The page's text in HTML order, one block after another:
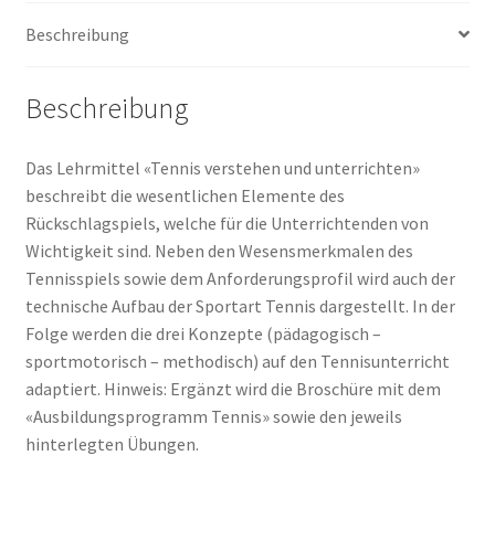
Beschreibung
Beschreibung
Das Lehrmittel «Tennis verstehen und unterrichten»
beschreibt die wesentlichen Elemente des
Rückschlagspiels, welche für die Unterrichtenden von
Wichtigkeit sind. Neben den Wesensmerkmalen des
Tennisspiels sowie dem Anforderungsprofil wird auch der
technische Aufbau der Sportart Tennis dargestellt. In der
Folge werden die drei Konzepte (pädagogisch –
sportmotorisch – methodisch) auf den Tennisunterricht
adaptiert. Hinweis: Ergänzt wird die Broschüre mit dem
«Ausbildungsprogramm Tennis» sowie den jeweils
hinterlegten Übungen.